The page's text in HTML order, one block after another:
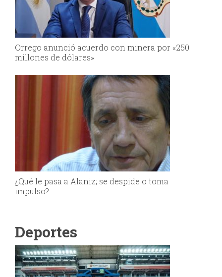
Orrego anunció acuerdo con minera por «250
millones de dólares»
¿Qué le pasa a Alaniz; se despide o toma
impulso?
Deportes